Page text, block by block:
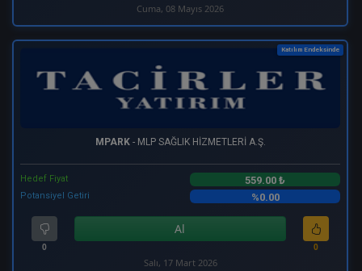
Cuma, 08 Mayıs 2026
Katılım Endeksinde
MPARK- MLP SAĞLIK HİZMETLERİ A.Ş.
Hedef Fiyat 559.00 ₺
Potansiyel Getiri %0.00
0
Al
0
Salı, 17 Mart 2026